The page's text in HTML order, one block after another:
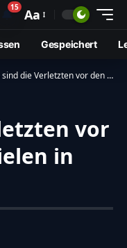
🔔15 Aa
Gespeichert
die Verletzten vor den Sonntagsspielen in Woche 12
vor
in